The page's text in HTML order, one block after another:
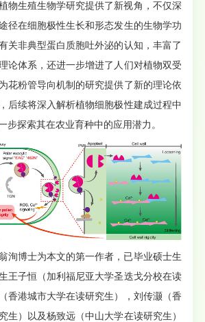
物生殖生物学研究提供了新视角，不仅深
径在细胞极性生长和形态发生的生物学功
关非典型蛋白质胞吐外泌的认知，丰富了
论体系，还进一步增进了人们对植物双受
花粉管导向机制的研究提供了新的理论依
后续将深入解析植物细胞极性建成过程中
步探索其在农业育种中的应用潜力。
洵博士为本文的第一作者，已毕业硕士生
王子恒（加利福尼亚大学圣迭戈分校在读
香港城市大学在读研究生），刘传灏（香
生）以及杨致远（中山大学在读研究生）